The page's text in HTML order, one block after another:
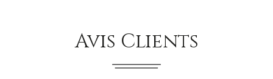
Avis Clients